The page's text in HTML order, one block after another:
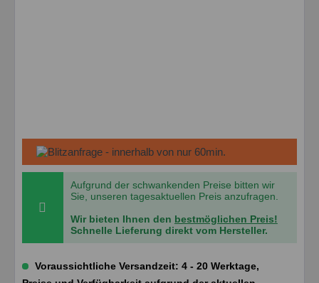
Aufgrund der schwankenden Preise bitten wir
Sie, unseren tagesaktuellen Preis anzufragen.
Wir bieten Ihnen den bestmöglichen Preis!
Schnelle Lieferung direkt vom Hersteller.
Voraussichtliche Versandzeit: 4 - 20 Werktage,